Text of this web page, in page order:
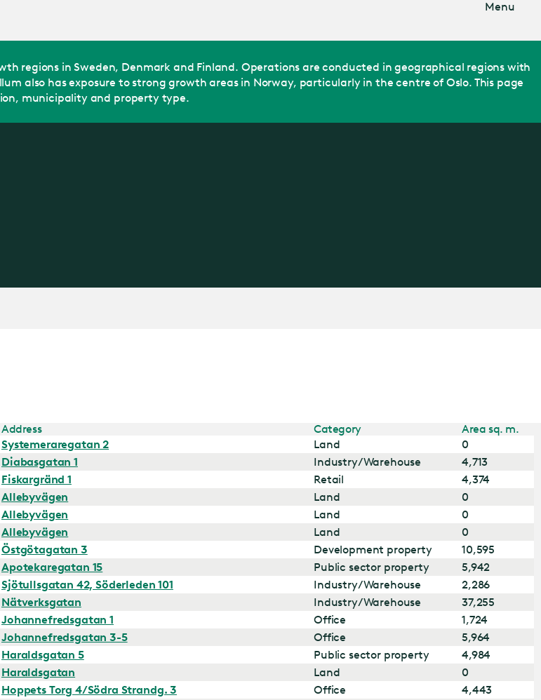
Menu
regions in Sweden, Denmark and Finland. Operations are conducted in geographical regions with
also has exposure to strong growth areas in Norway, particularly in the centre of Oslo. This page
municipality and property type.
Address Category
Area sq. m.
Systemeraregatan 2 Land
0
Diabasgatan 1 Industry/Warehouse
4,713
Fiskargränd 1 Retail
4,374
Allebyvägen Land
0
Allebyvägen Land
0
Allebyvägen Land
0
Östgötagatan 3 Development property
10,595
Apotekaregatan 15 Public sector property
5,942
Sjötullsgatan 42, Söderleden 101 Industry/Warehouse
2,286
Nätverksgatan Industry/Warehouse
37,255
Johannefredsgatan 1 Office
1,724
Johannefredsgatan 3-5 Office
5,964
Haraldsgatan 5 Public sector property
4,984
Haraldsgatan Land
0
Hoppets Torg 4/Södra Strandg. 3 Office
4,443